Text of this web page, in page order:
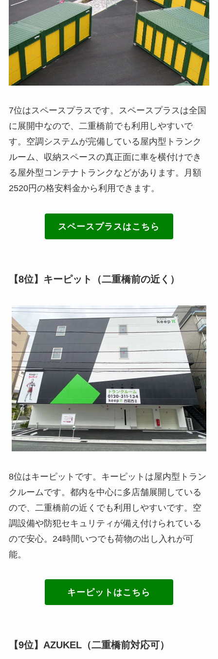
7位はスペースプラスです。スペースプラスは全国
に展開中なので、二重橋前でも利用しやすいで
す。空調システムが完備している屋内型トランク
ルーム、収納スペースの真正面に車を横付けでき
る屋外型コンテナトランクなどがあります。月額
2520円の格安料金から利用できます。
スペースプラスはこちら
【8位】キーピット（二重橋前の近く）
8位はキーピットです。キーピットは屋内型トラン
クルームです。都内を中心に多店舗展開している
ので、二重橋前の近くでも利用しやすいです。空
調設備や防犯セキュリティが備え付けられている
ので安心。24時間いつでも荷物の出し入れが可
能。
キーピットはこちら
【9位】AZUKEL（二重橋前対応可）